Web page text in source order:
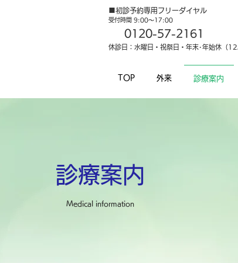
■初診予約専用フリーダイヤル
受付時間 9:00～17:00
0120-57-2161
休診日：水曜日・祝祭日・年末･年始休（
TOP 外来 診療案内
診療案内
Medical information